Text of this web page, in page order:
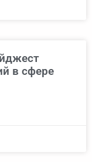
в сфере